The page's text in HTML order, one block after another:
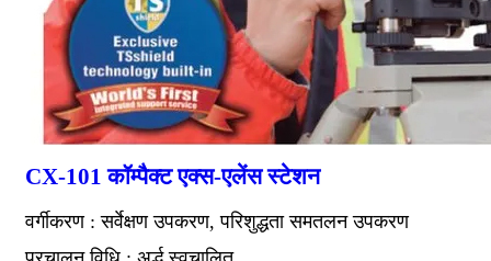
CX-101 कॉम्पैक्ट एक्स-एलेंस स्टेशन
वर्गीकरण : सर्वेक्षण उपकरण, परिशुद्धता समतलन उपकरण